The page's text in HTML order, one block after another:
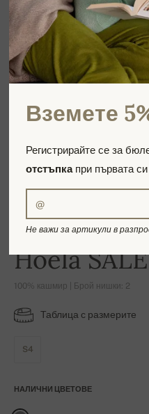
-21%
Hoela SALE
100% кашмир | Брой нишки: 2
Таблица с размерите
S4
НАЛИЧНИ ЦВЕТОВЕ
Вземете
Регистрирайте се за
отстъпкапри първата си
Не важи за артикули в